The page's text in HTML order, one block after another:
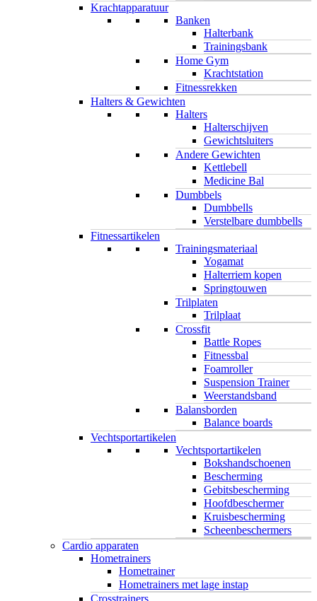
Krachtapparatuur
Banken
Halterbank
Trainingsbank
Home Gym
Krachtstation
Fitnessrekken
Halters & Gewichten
Halters
Halterschijven
Gewichtsluiters
Andere Gewichten
Kettlebell
Medicine Bal
Dumbbels
Dumbbells
Verstelbare dumbbells
Fitnessartikelen
Trainingsmateriaal
Yogamat
Halterriem kopen
Springtouwen
Trilplaten
Trilplaat
Crossfit
Battle Ropes
Fitnessbal
Foamroller
Suspension Trainer
Weerstandsband
Balansborden
Balance boards
Vechtsportartikelen
Vechtsportartikelen
Bokshandschoenen
Bescherming
Gebitsbescherming
Hoofdbeschermer
Kruisbescherming
Scheenbeschermers
Cardio apparaten
Hometrainers
Hometrainer
Hometrainers met lage instap
Crosstrainers